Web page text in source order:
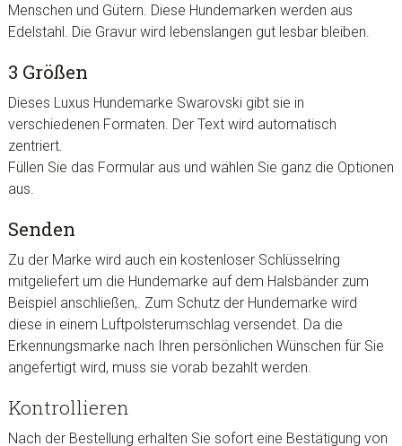
Menschen und Gütern. Diese Hundemarken werden aus
Edelstahl. Die Gravur wird lebenslangen gut lesbar bleiben.
3 Größen
Dieses Luxus Hundemarke Swarovski gibt sie in
verschiedenen Formaten. Der Text wird automatisch
zentriert.
Füllen Sie das Formular aus und wählen Sie ganz die Optionen
aus.
Senden
Zu der Marke wird auch ein kostenloser Schlüsselring
mitgeliefert um die Hundemarke auf dem Halsbänderzum
Beispiel anschließen,. Zum Schutz der Hundemarke wird
diese in einem Luftpolsterumschlag versendet. Da die
Erkennungsmarke nach Ihren persönlichen Wünschen für Sie
angefertigt wird, muss sie vorab bezahlt werden.
Kontrollieren
Nach der Bestellung erhalten Sie sofort eine Bestätigung von